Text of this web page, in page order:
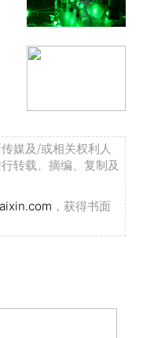
媒及/或相关权利人
转载、摘编、复制及
，获得书面